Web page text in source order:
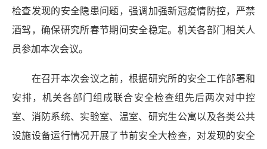
检查发现的安全隐患问题，强调加强新冠疫情防控，严禁
酒驾，确保研究所春节期间安全稳定。机关各部门相关人
员参加本次会议。
在召开本次会议之前，根据研究所的安全工作部署和
安排，机关各部门组成联合安全检查组先后两次对中控
室、消防系统、实验室、温室、研究生公寓以及各类公共
设施设备运行情况开展了节前安全大检查，对发现的安全